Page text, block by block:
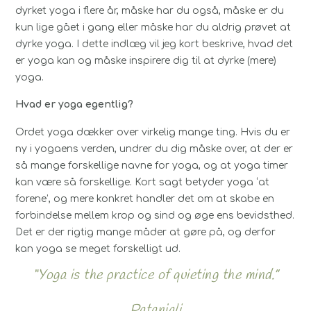
dyrket yoga i flere år, måske har du også, måske er du
kun lige gået i gang eller måske har du aldrig prøvet at
dyrke yoga. I dette indlæg vil jeg kort beskrive, hvad det
er yoga kan og måske inspirere dig til at dyrke (mere)
yoga.
Hvad er yoga egentlig?
Ordet yoga dækker over virkelig mange ting. Hvis du er
ny i yogaens verden, undrer du dig måske over, at der er
så mange forskellige navne for yoga, og at yoga timer
kan være så forskellige. Kort sagt betyder yoga ‘at
forene’, og mere konkret handler det om at skabe en
forbindelse mellem krop og sind og øge ens bevidsthed.
Det er der rigtig mange måder at gøre på, og derfor
kan yoga se meget forskelligt ud.
“Yoga is the practice of quieting the mind.”